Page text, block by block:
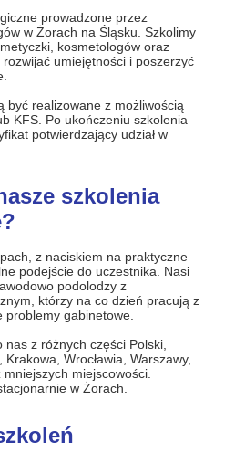
prowadzone przez
w Żorach na Śląsku. Szkolimy
kosmetologów oraz
umiejętności i poszerzyć
być realizowane z możliwością
KFS. Po ukończeniu szkolenia
potwierdzający udział w
szkolenia
z naciskiem na praktyczne
podejście do uczestnika. Nasi
podolodzy z
którzy na co dzień pracują z
gabinetowe.
z różnych części Polski,
Wrocławia, Warszawy,
miejscowości.
w Żorach.